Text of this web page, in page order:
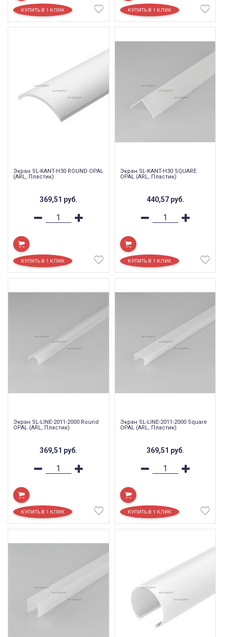
Экран SL-KANT-H30 ROUND OPAL
(ARL, Пластик)
369,51 руб.
Экран SL-KANT-H30 SQUARE
OPAL (ARL, Пластик)
440,57 руб.
Экран SL-LINE-2011-2000 Round
OPAL (ARL, Пластик)
369,51 руб.
Экран SL-LINE-2011-2000 Square
OPAL (ARL, Пластик)
369,51 руб.